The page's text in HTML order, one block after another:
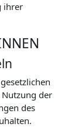
ihrer
der
des